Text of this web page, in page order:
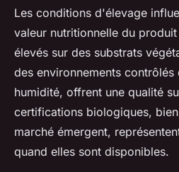
Les conditions d'élevage
valeur nutritionnelle du
élevés sur des substrats
des environnements contrôlés
humidité, offrent une qualité
certifications biologiques,
marché émergent,
quand elles sont disponibles.